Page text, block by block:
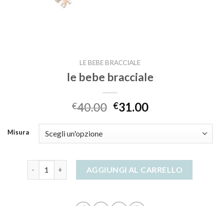
LE BEBE BRACCIALE
le bebe bracciale
€40.00 €31.00
Misura
AGGIUNGI AL CARRELLO